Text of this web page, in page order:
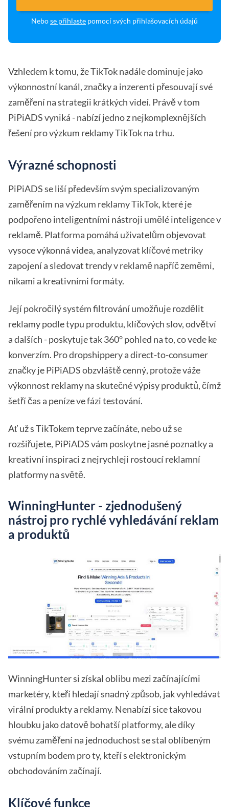
Nebose přihlaste pomocí svých přihlašovacích údajů
Vzhledem k tomu, že TikTok nadále dominuje jako
výkonnostní kanál, značky a inzerenti přesouvají své
zaměření na strategii krátkých videí. Právě v tom
PiPiADS vyniká - nabízí jedno z nejkomplexnějších
řešení pro výzkum reklamy TikTok na trhu.
Výrazné schopnosti
PiPiADS se liší především svým specializovaným
zaměřením na výzkum reklamy TikTok, které je
podpořeno inteligentními nástroji umělé inteligence v
reklamě. Platforma pomáhá uživatelům objevovat
vysoce výkonná videa, analyzovat klíčové metriky
zapojení a sledovat trendy v reklamě napříč zeměmi,
nikami a kreativními formáty.
Její pokročilý systém filtrování umožňuje rozdělit
reklamy podle typu produktu, klíčových slov, odvětví
a dalších - poskytuje tak 360° pohled na to, co vede ke
konverzím. Pro dropshippery a direct-to-consumer
značky je PiPiADS obzvláště cenný, protože váže
výkonnost reklamy na skutečné výpisy produktů, čímž
šetří čas a peníze ve fázi testování.
Ať už s TikTokem teprve začínáte, nebo už se
rozšiřujete, PiPiADS vám poskytne jasné poznatky a
kreativní inspiraci z nejrychleji rostoucí reklamní
platformy na světě.
WinningHunter - zjednodušený
nástroj pro rychlé vyhledávání reklam
a produktů
WinningHunter si získal oblibu mezi začínajícími
marketéry, kteří hledají snadný způsob, jak vyhledávat
virální produkty a reklamy. Nenabízí sice takovou
hloubku jako datově bohatší platformy, ale díky
svému zaměření na jednoduchost se stal oblíbeným
vstupním bodem pro ty, kteří s elektronickým
obchodováním začínají.
Klíčové funkce